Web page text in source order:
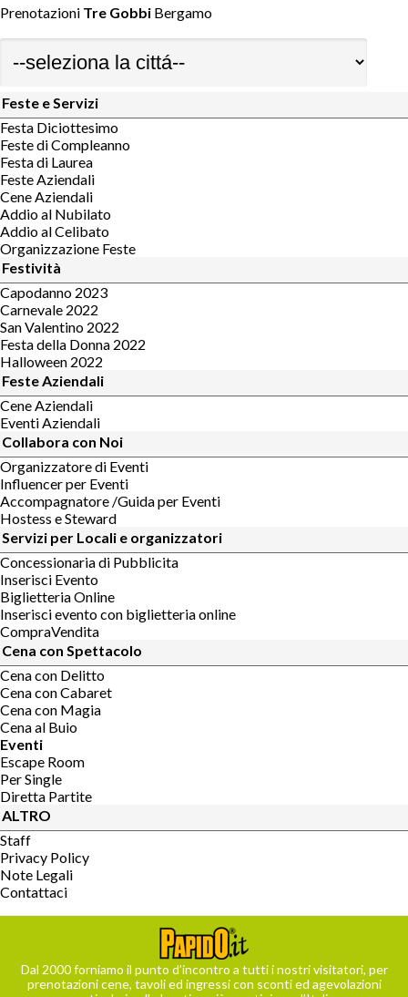
Prenotazioni Tre Gobbi Bergamo
Feste e Servizi
Festa Diciottesimo
Feste di Compleanno
Festa di Laurea
Feste Aziendali
Cene Aziendali
Addio al Nubilato
Addio al Celibato
Organizzazione Feste
Festività
Capodanno 2023
Carnevale 2022
San Valentino 2022
Festa della Donna 2022
Halloween 2022
Feste Aziendali
Cene Aziendali
Eventi Aziendali
Collabora con Noi
Organizzatore di Eventi
Influencer per Eventi
Accompagnatore /Guida per Eventi
Hostess e Steward
Servizi per Locali e organizzatori
Concessionaria di Pubblicita
Inserisci Evento
Biglietteria Online
Inserisci evento con biglietteria online
CompraVendita
Cena con Spettacolo
Cena con Delitto
Cena con Cabaret
Cena con Magia
Cena al Buio
Eventi
Escape Room
Per Single
Diretta Partite
ALTRO
Staff
Privacy Policy
Note Legali
Contattaci
Dal 2000 forniamo il punto d’incontro a tutti i nostri visitatori, per
prenotazioni cene, tavoli ed ingressi con sconti ed agevolazioni